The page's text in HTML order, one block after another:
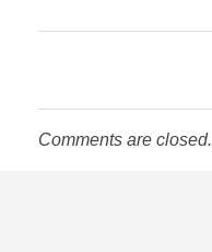
Comments are closed.